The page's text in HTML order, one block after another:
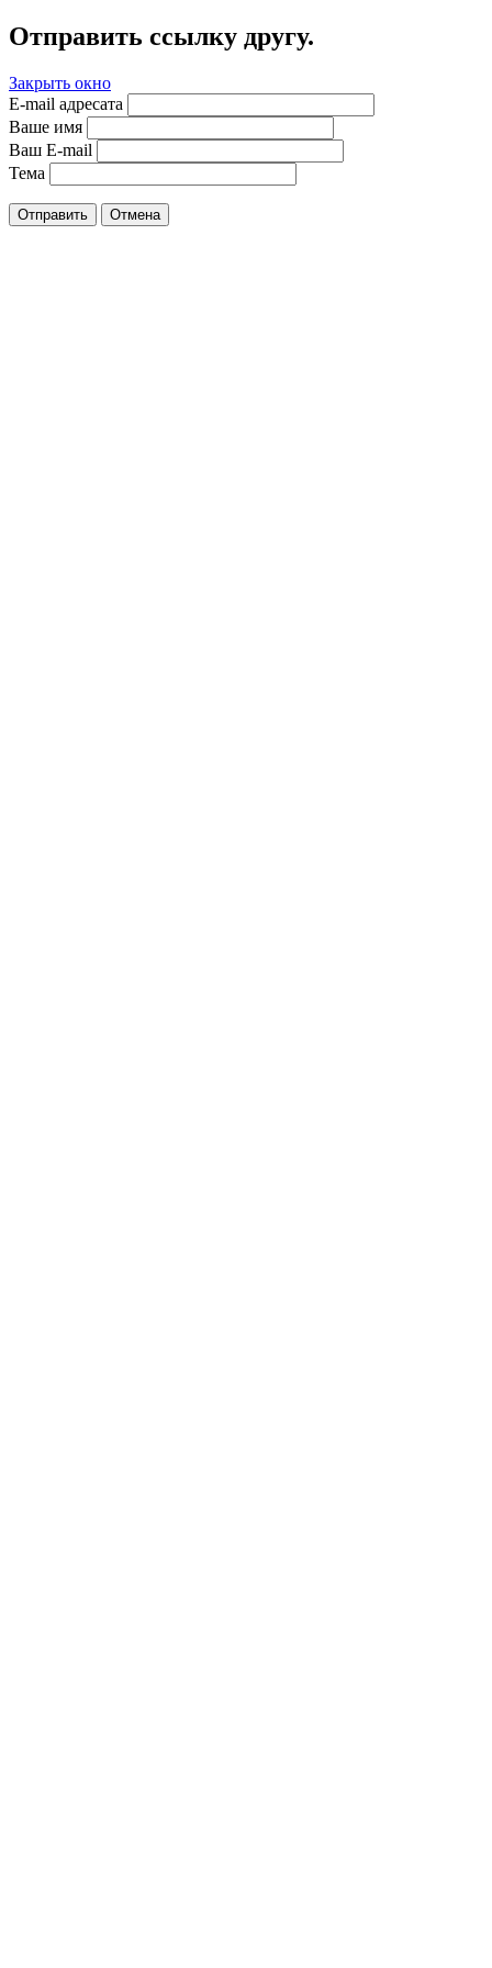
Отправить ссылку другу.
Закрыть окно
E-mail адресата
Ваше имя
Ваш E-mail
Тема
Отправить Отмена